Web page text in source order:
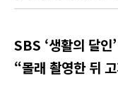
SBS ‘생활의 달인
“몰래 촬영한 뒤